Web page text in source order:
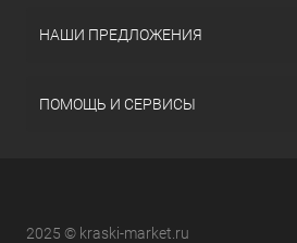
НАШИ ПРЕДЛОЖЕНИЯ
ПОМОЩЬ И СЕРВИСЫ
2025 © kraski-market.ru